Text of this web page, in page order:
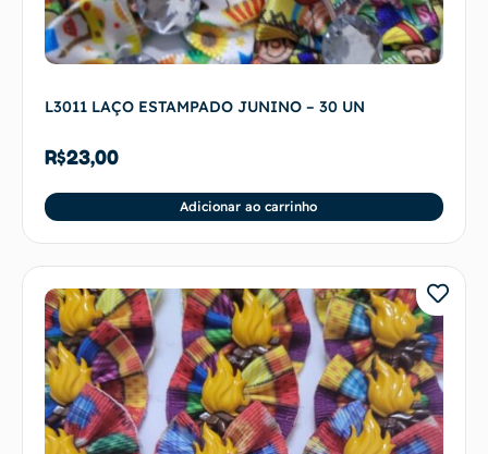
L3011 LAÇO ESTAMPADO JUNINO – 30 UN
R$23,00
Adicionar ao carrinho